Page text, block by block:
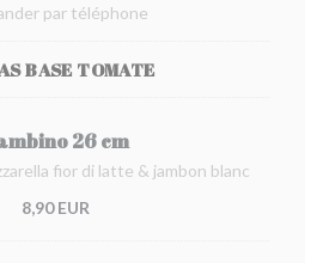
par téléphone
BASE TOMATE
26 cm
fior di latte & jambon blanc
8,90 EUR